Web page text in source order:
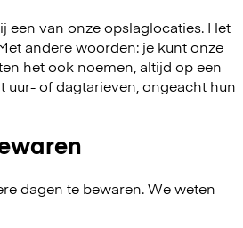
een van onze opslaglocaties. Het
andere woorden: je kunt onze
het ook noemen, altijd op een
uur- of dagtarieven, ongeacht hun
dagen te bewaren. We weten